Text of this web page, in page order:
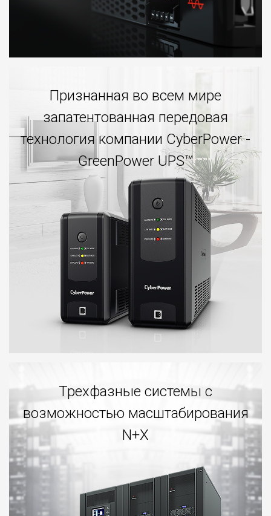
Признанная во всем мире
запатентованная передовая
технология компании CyberPower -
GreenPower UPS™
Трехфазные системы с
возможностью масштабирования
N+X